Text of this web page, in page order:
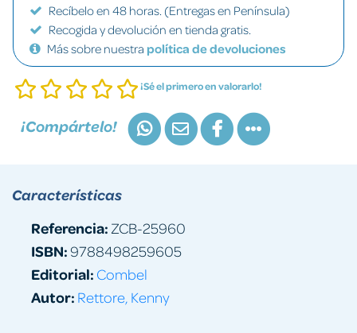
Recíbelo en 48 horas. (Entregas en Península)
Recogida y devolución en tienda gratis.
Más sobre nuestra política de devoluciones
¡Sé el primero en valorarlo!
¡Compártelo!
Características
Referencia: ZCB-25960
ISBN:9788498259605
Editorial: Combel
Autor: Rettore, Kenny